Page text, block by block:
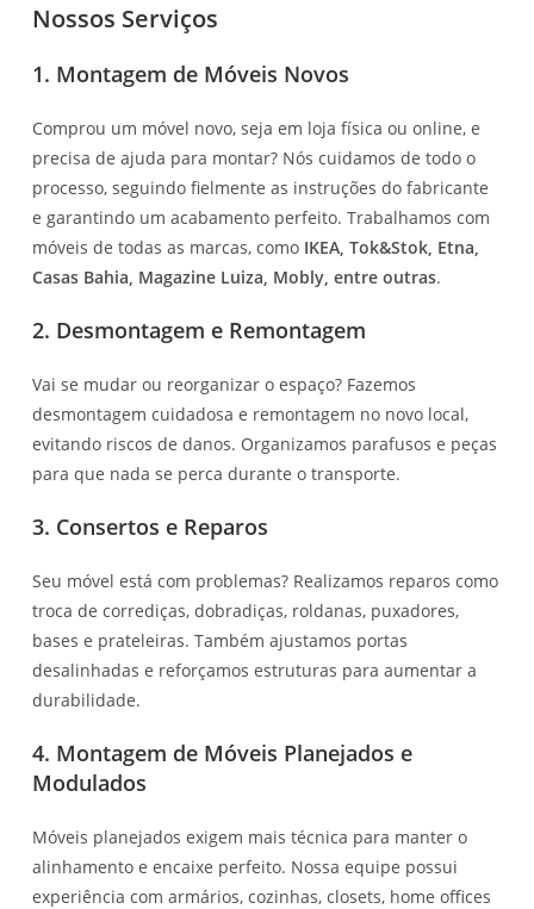
Nossos Serviços
1. Montagem de Móveis Novos
Comprou um móvel novo, seja em loja física ou online, e
precisa de ajuda para montar? Nós cuidamos de todo o
processo, seguindo fielmente as instruções do fabricante
e garantindo um acabamento perfeito. Trabalhamos com
móveis de todas as marcas, como IKEA, Tok&Stok, Etna,
Casas Bahia, Magazine Luiza, Mobly, entre outras.
2. Desmontagem e Remontagem
Vai se mudar ou reorganizar o espaço? Fazemos
desmontagem cuidadosa e remontagem no novo local,
evitando riscos de danos. Organizamos parafusos e peças
para que nada se perca durante o transporte.
3. Consertos e Reparos
Seu móvel está com problemas? Realizamos reparos como
troca de corrediças, dobradiças, roldanas, puxadores,
bases e prateleiras. Também ajustamos portas
desalinhadas e reforçamos estruturas para aumentar a
durabilidade.
4. Montagem de Móveis Planejados e
Modulados
Móveis planejados exigem mais técnica para manter o
alinhamento e encaixe perfeito. Nossa equipe possui
experiência com armários, cozinhas, closets, home offices